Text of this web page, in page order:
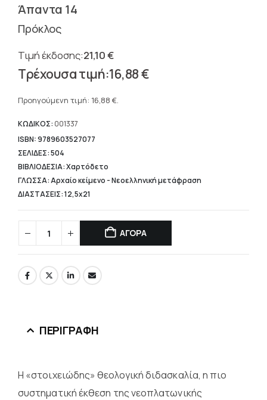
Άπαντα 14
Πρόκλος
21,10€
Original
price
21,10 €.
16,88€
τρέχουσα
είναι:
16,88 €.
Προηγούμενη τιμή: 16,88 €.
ΚΩΔΙΚΟΣ: 001337
ISBN: 9789603527077
ΣΕΛΙΔΕΣ: 504
ΒΙΒΛΙΟΔΕΣΙΑ: Χαρτόδετο
ΓΛΩΣΣΑ: Αρχαίο κείμενο - Νεοελληνική μετάφραση
ΔΙΑΣΤΑΣΕΙΣ: 12,5x21
ΑΓΟΡΑ
ΠΕΡΙΓΡΑΦΉ
Η «στοιχειώδης» θεολογική διδασκαλία, η πιο
συστηματική έκθεση της νεοπλατωνικής